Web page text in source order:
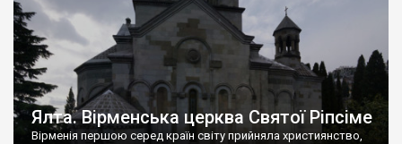
Ялта. Вірменська церква Святої Ріпсіме
Вірменія першою серед країн світу прийняла християнство,